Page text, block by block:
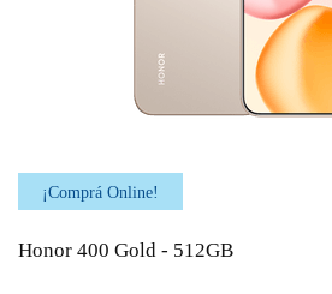
¡Comprá Online!
Honor 400 Gold - 512GB